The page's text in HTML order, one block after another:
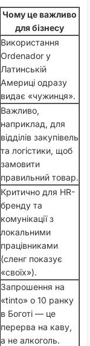
Чому це важливо
для бізнесу
Використання
Ordenador у
Латинській
Америці одразу
видає «чужинця».
Важливо,
наприклад, для
відділів закупівель
та логістики, щоб
замовити
правильний товар.
Критично для HR-
бренду та
комунікації з
локальними
працівниками
(сленг показує
«своїх»).
Запрошення на
«tinto» о 10 ранку
в Боготі — це
перерва на каву,
а не алкоголь.